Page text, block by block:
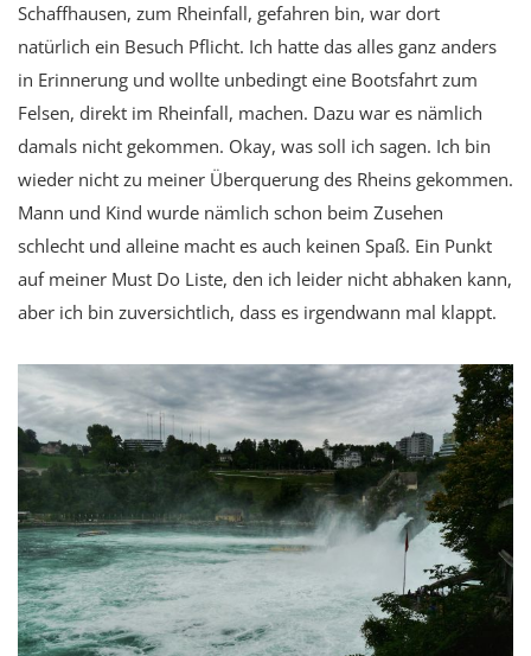
Schaffhausen, zum Rheinfall, gefahren bin, war dort
natürlich ein Besuch Pflicht. Ich hatte das alles ganz anders
in Erinnerung und wollte unbedingt eine Bootsfahrt zum
Felsen, direkt im Rheinfall, machen. Dazu war es nämlich
damals nicht gekommen. Okay, was soll ich sagen. Ich bin
wieder nicht zu meiner Überquerung des Rheins gekommen.
Mann und Kind wurde nämlich schon beim Zusehen
schlecht und alleine macht es auch keinen Spaß. Ein Punkt
auf meiner Must Do Liste, den ich leider nicht abhaken kann,
aber ich bin zuversichtlich, dass es irgendwann mal klappt.